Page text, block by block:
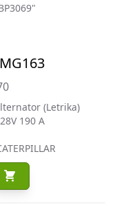
(Letrika)
190 A